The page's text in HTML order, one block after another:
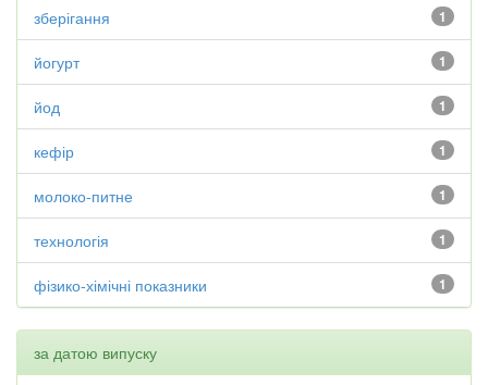
1
зберігання
1
йогурт
1
йод
1
кефір
1
молоко-питне
1
технологія
1
фізико-хімічні показники
за датою випуску